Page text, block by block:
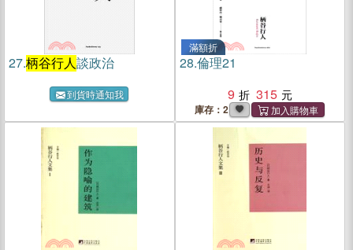
27.柄谷行人談政治
到貨時通知我
滿額折
28.倫理21
9
315
庫存：2